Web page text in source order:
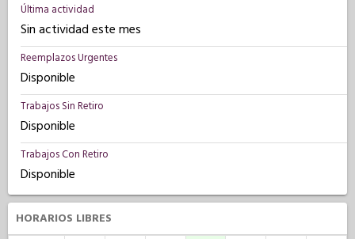
Última actividad
Sin actividad este mes
Reemplazos Urgentes
Disponible
Trabajos Sin Retiro
Disponible
Trabajos Con Retiro
Disponible
HORARIOS LIBRES